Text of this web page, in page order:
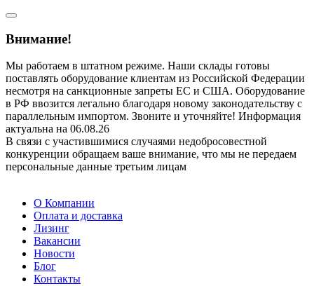
Внимание!
Мы работаем в штатном режиме. Наши склады готовы
поставлять оборудование клиентам из Российской Федерации
несмотря на санкционные запреты ЕС и США. Оборудование
в РФ ввозится легально благодаря новому законодательству с
параллельным импортом. Звоните и уточняйте! Информация
актуальна на 06.08.26
В связи с участившимися случаями недобросовестной
конкуренции обращаем ваше внимание, что мы не передаем
персональные данные третьим лицам
О Компании
Оплата и доставка
Лизинг
Вакансии
Новости
Блог
Контакты